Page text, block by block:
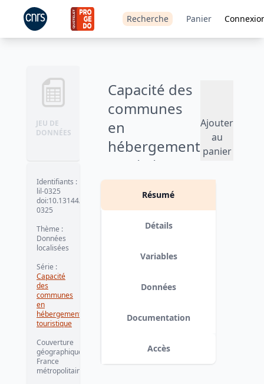
Recherche Panier
JEU DE
DONNÉES
Capacité des
communes
en
hébergement
touristique -
2002
Ajouter
au
panier
Identifiants :
lil-0325
doi:10.13144/lil-
0325
Thème :
Données
localisées
Série :
Capacité
des
communes
en
hébergement
touristique
Couverture
géographique
France
métropolitaine
Résumé
Détails
Variables
Données
Documentation
Accès